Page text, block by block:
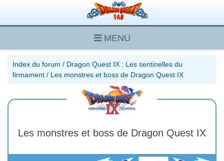
MENU
Index du forum / Dragon Quest IX : Les sentinelles du
firmament / Les monstres et boss de Dragon Quest IX
Les monstres et boss de Dragon Quest IX